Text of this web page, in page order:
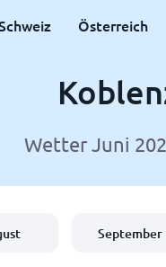
Österreich
Wetter Juni
September